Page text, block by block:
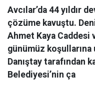
Avcılar’da 44 yıldır
çözüme kavuştu.
Ahmet Kaya Caddesi
günümüz koşullarına
Danıştay tarafından
Belediyesi’nin ça